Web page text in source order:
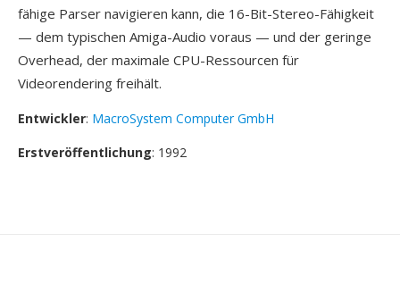
fähige Parser navigieren kann, die 16-Bit-Stereo-Fähigkeit
— dem typischen Amiga-Audio voraus — und der geringe
Overhead, der maximale CPU-Ressourcen für
Videorendering freihält.
Entwickler: MacroSystem Computer GmbH
Erstveröffentlichung: 1992